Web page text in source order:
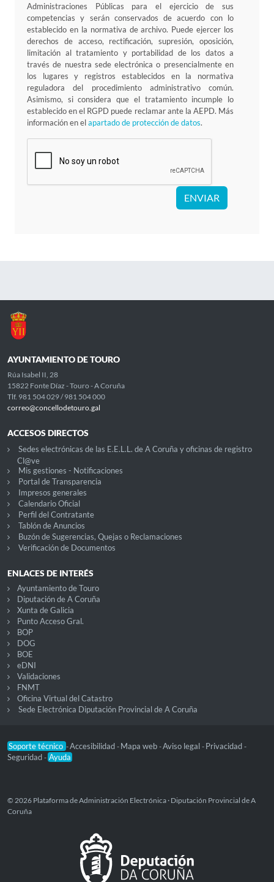
Administraciones Públicas para el ejercicio de sus
competencias y serán conservados de acuerdo con lo
establecido en la normativa de archivo. Puede ejercer los
derechos de acceso, rectificación, supresión, oposición,
limitación al tratamiento y portabilidad de los datos a
través de nuestra sede electrónica o presencialmente en
los lugares y registros establecidos en la normativa
reguladora del procedimiento administrativo común.
Asimismo, si considera que el tratamiento incumple lo
establecido en el RGPD puede reclamar ante la AEPD. Más
información en elapartado de protección de datos.
ENVIAR
AYUNTAMIENTO DE TOURO
Rúa Isabel II, 28
15822 Fonte Díaz - Touro - A Coruña
Tlf. 981 504 029 / 981 504 000
correo@concellodetouro.gal
ACCESOS DIRECTOS
Sedes electrónicas de las E.E.L.L. de A Coruña y oficinas de registro
Cl@ve
Mis gestiones - Notificaciones
Portal de Transparencia
Impresos generales
Calendario Oficial
Perfil del Contratante
Tablón de Anuncios
Buzón de Sugerencias, Quejas o Reclamaciones
Verificación de Documentos
ENLACES DE INTERÉS
Ayuntamiento de Touro
Diputación de A Coruña
Xunta de Galicia
Punto Acceso Gral.
BOP
DOG
BOE
eDNI
Validaciones
FNMT
Oficina Virtual del Catastro
Sede Electrónica Diputación Provincial de A Coruña
Soporte técnico -Accesibilidad - Mapa web -Aviso legal - Privacidad -
Seguridad - Ayuda
© 2026 Plataforma de Administración Electrónica · Diputación Provincial de A
Coruña